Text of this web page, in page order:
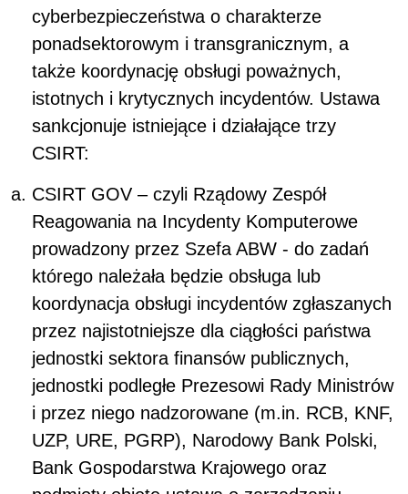
cyberbezpieczeństwa o charakterze
ponadsektorowym i transgranicznym, a
także koordynację obsługi poważnych,
istotnych i krytycznych incydentów. Ustawa
sankcjonuje istniejące i działające trzy
CSIRT:
CSIRT GOV – czyli Rządowy Zespół
Reagowania na Incydenty Komputerowe
prowadzony przez Szefa ABW - do zadań
którego należała będzie obsługa lub
koordynacja obsługi incydentów zgłaszanych
przez najistotniejsze dla ciągłości państwa
jednostki sektora finansów publicznych,
jednostki podległe Prezesowi Rady Ministrów
i przez niego nadzorowane (m.in. RCB, KNF,
UZP, URE, PGRP), Narodowy Bank Polski,
Bank Gospodarstwa Krajowego oraz